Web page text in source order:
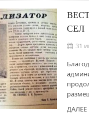
СЕЛ
31
ДАЛЕЕ